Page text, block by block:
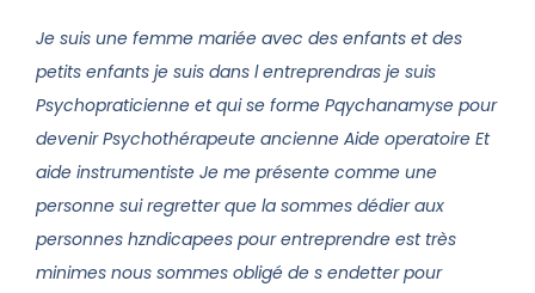
Je suis une femme mariée avec des enfants et des
petits enfants je suis dans l entreprendras je suis
Psychopraticienne et qui se forme Pqychanamyse pour
devenir Psychothérapeute ancienne Aide operatoire Et
aide instrumentiste Je me présente comme une
personne sui regretter que la sommes dédier aux
personnes hzndicapees pour entreprendre est très
minimes nous sommes obligé de s endetter pour